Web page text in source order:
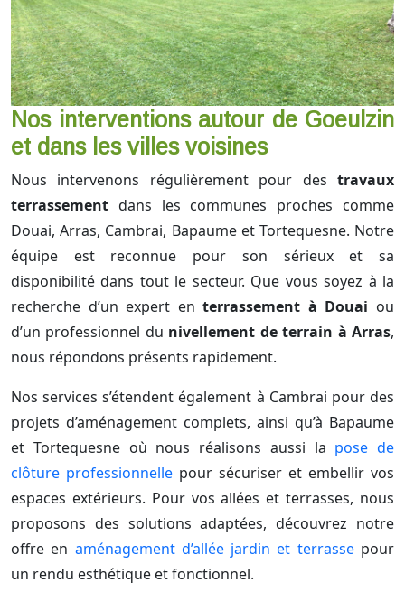
Nos interventions autour de Goeulzin
et dans les villes voisines
Nous intervenons régulièrement pour des travaux
terrassement dans les communes proches comme
Douai, Arras, Cambrai, Bapaume et Tortequesne. Notre
équipe est reconnue pour son sérieux et sa
disponibilité dans tout le secteur. Que vous soyez à la
recherche d’un expert enterrassement à Douai ou
d’un professionnel du nivellement de terrain à Arras,
nous répondons présents rapidement.
Nos services s’étendent également à Cambrai pour des
projets d’aménagement complets, ainsi qu’à Bapaume
et Tortequesne où nous réalisons aussi la pose de
clôture professionnelle pour sécuriser et embellir vos
espaces extérieurs. Pour vos allées et terrasses, nous
proposons des solutions adaptées, découvrez notre
offre en aménagement d’allée jardin et terrassepour
un rendu esthétique et fonctionnel.